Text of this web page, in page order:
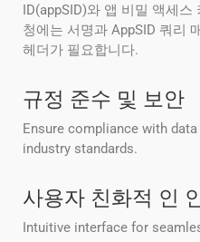
ID(appSID)와 앱 비밀 액세
청에는 서명과 AppSID 쿼리
헤더가 필요합니다.
규정 준수 및 보안
Ensure compliance with
industry standards.
사용자 친화적 인
Intuitive interface for